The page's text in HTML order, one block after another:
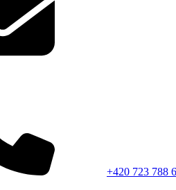
+420 723 788